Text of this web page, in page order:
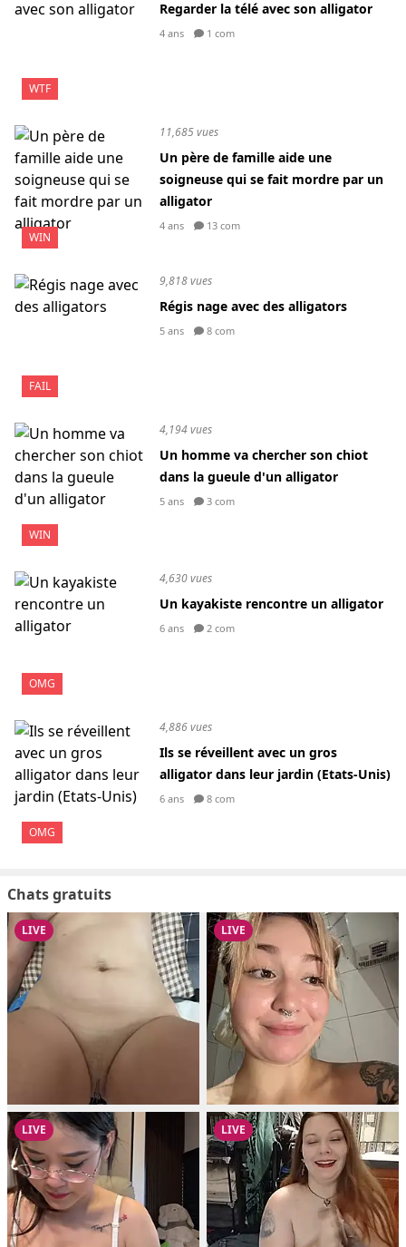
WTF
Regarder la télé avec son alligator
4 ans 1 com
WIN
11,685 vues
Un père de famille aide une
soigneuse qui se fait mordre par un
alligator
4 ans 13 com
FAIL
9,818 vues
Régis nage avec des alligators
5 ans 8 com
WIN
4,194 vues
Un homme va chercher son chiot
dans la gueule d'un alligator
5 ans 3 com
OMG
4,630 vues
Un kayakiste rencontre un alligator
6 ans 2 com
OMG
4,886 vues
Ils se réveillent avec un gros
alligator dans leur jardin (Etats-Unis)
6 ans 8 com
Chats gratuits